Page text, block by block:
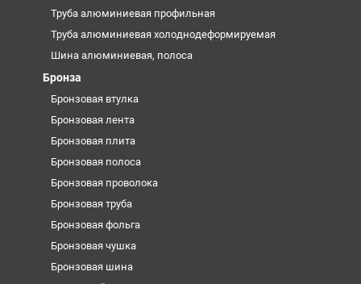
Труба алюминиевая профильная
Труба алюминиевая холоднодеформируемая
Шина алюминиевая, полоса
Бронза
Бронзовая втулка
Бронзовая лента
Бронзовая плита
Бронзовая полоса
Бронзовая проволока
Бронзовая труба
Бронзовая фольга
Бронзовая чушка
Бронзовая шина